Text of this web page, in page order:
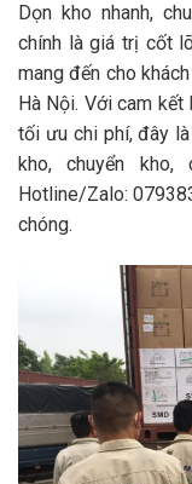
Dọn kho nhanh,
chính là giá trị cốt
mang đến cho
Hà Nội. Với cam kết
tối ưu chi phí, đây
kho, chuyển kho,
Hotline/Zalo:
chóng.